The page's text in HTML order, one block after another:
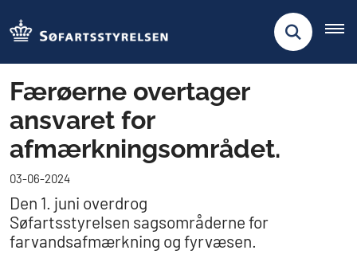
Færøerne overtager
ansvaret for
afmærkningsområdet.
03-06-2024
Den 1. juni overdrog
Søfartsstyrelsen sagsområderne for
farvandsafmærkning og fyrvæsen.